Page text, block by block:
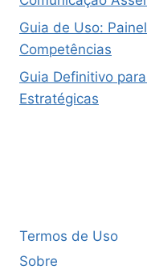
Guia de Uso:
Competências
Guia Definitivo
Estratégicas
Termos de Uso
Sobre